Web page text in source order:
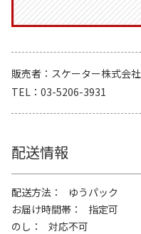
販売者
スケーター株式会社
TEL
03-5206-3931
配送情報
配送方法
ゆうパック
お届け時間帯
指定可
のし
対応不可